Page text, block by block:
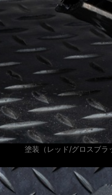
塗装（レッド/グロスブラ